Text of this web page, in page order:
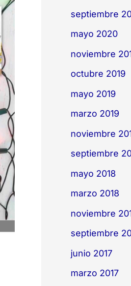
septiembre
mayo 2020
noviembre
octubre 2019
mayo 2019
marzo 2019
noviembre
septiembre
mayo 2018
marzo 2018
noviembre
septiembre
junio 2017
marzo 2017